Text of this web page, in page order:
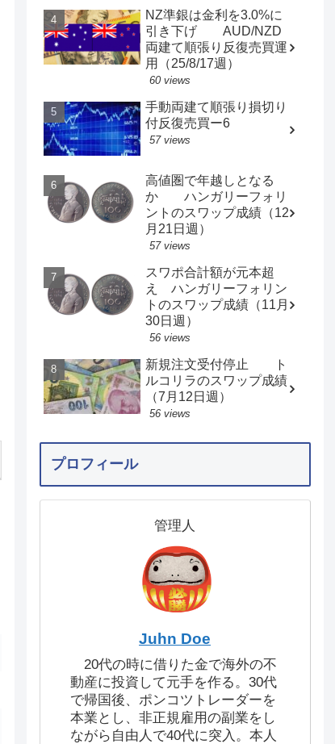
NZ準銀は金利を3.0%に
引き下げ AUD/NZD
両建て順張り反復売買運
用（25/8/17週）
60 views
手動両建て順張り損切り
付反復売買ー6
57 views
高値圏で年越しとなる
か ハンガリーフォリ
ントのスワップ成績（12
月21日週）
57 views
スワポ合計額が元本超
え ハンガリーフォリン
トのスワップ成績（11月
30日週）
56 views
新規注文受付停止 ト
ルコリラのスワップ成績
（7月12日週）
56 views
プロフィール
管理人
Juhn Doe
20代の時に借りた金で海外の不
動産に投資して元手を作る。30代
で帰国後、ポンコツトレーダーを
本業とし、非正規雇用の副業をし
ながら自由人で40代に突入。本人